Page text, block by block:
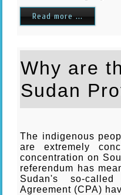
Read more ...
Why are
Sudan
The indigenous
are extremely
concentration on
referendum has
Sudan's so-called
Agreement (CPA)